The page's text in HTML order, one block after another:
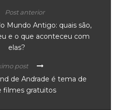
Post anterior
Mundo Antigo: quais são,
e o que aconteceu com
elas?
post
de Andrade é tema de
filmes gratuitos